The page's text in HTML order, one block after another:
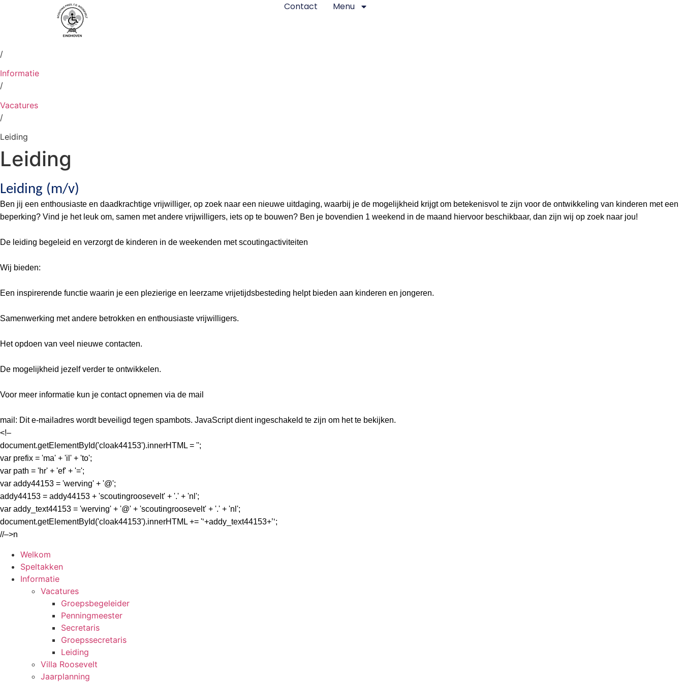
Contact Menu
/
Informatie
/
Vacatures
/
Leiding
Leiding
Leiding (m/v)
Ben jij een enthousiaste en daadkrachtige vrijwilliger, op zoek naar een nieuwe uitdaging, waarbij je de mogelijkheid krijgt om betekenisvol te zijn voor de ontwikkeling van kinderen met een
beperking? Vind je het leuk om, samen met andere vrijwilligers, iets op te bouwen? Ben je bovendien 1 weekend in de maand hiervoor beschikbaar, dan zijn wij op zoek naar jou!
De leiding begeleid en verzorgt de kinderen in de weekenden met scoutingactiviteiten
Wij bieden:
Een inspirerende functie waarin je een plezierige en leerzame vrijetijdsbesteding helpt bieden aan kinderen en jongeren.
Samenwerking met andere betrokken en enthousiaste vrijwilligers.
Het opdoen van veel nieuwe contacten.
De mogelijkheid jezelf verder te ontwikkelen.
Voor meer informatie kun je contact opnemen via de mail
mail: Dit e-mailadres wordt beveiligd tegen spambots. JavaScript dient ingeschakeld te zijn om het te bekijken.
<!–
document.getElementById('cloak44153').innerHTML = '';
var prefix = 'ma' + 'il' + 'to';
var path = 'hr' + 'ef' + '=';
var addy44153 = 'werving' + '@';
addy44153 = addy44153 + 'scoutingroosevelt' + '.' + 'nl';
var addy_text44153 = 'werving' + '@' + 'scoutingroosevelt' + '.' + 'nl';
document.getElementById('cloak44153').innerHTML += '‘+addy_text44153+’‘;
//–>n
Welkom
Speltakken
Informatie
Vacatures
Groepsbegeleider
Penningmeester
Secretaris
Groepssecretaris
Leiding
Villa Roosevelt
Jaarplanning